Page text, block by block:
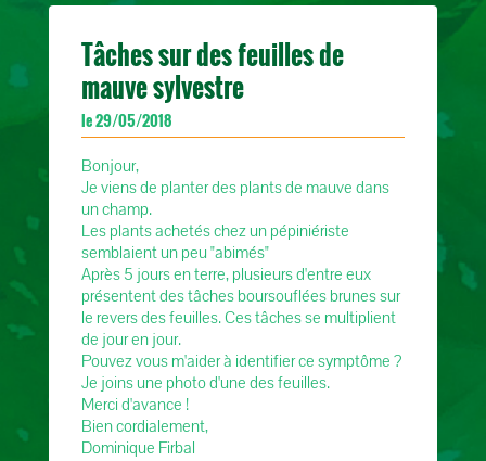
Tâches sur des feuilles de
mauve sylvestre
le 29/05/2018
Bonjour,
Je viens de planter des plants de mauve dans
un champ.
Les plants achetés chez un pépiniériste
semblaient un peu "abimés"
Après 5 jours en terre, plusieurs d'entre eux
présentent des tâches boursouflées brunes sur
le revers des feuilles. Ces tâches se multiplient
de jour en jour.
Pouvez vous m'aider à identifier ce symptôme ?
Je joins une photo d'une des feuilles.
Merci d'avance !
Bien cordialement,
Dominique Firbal